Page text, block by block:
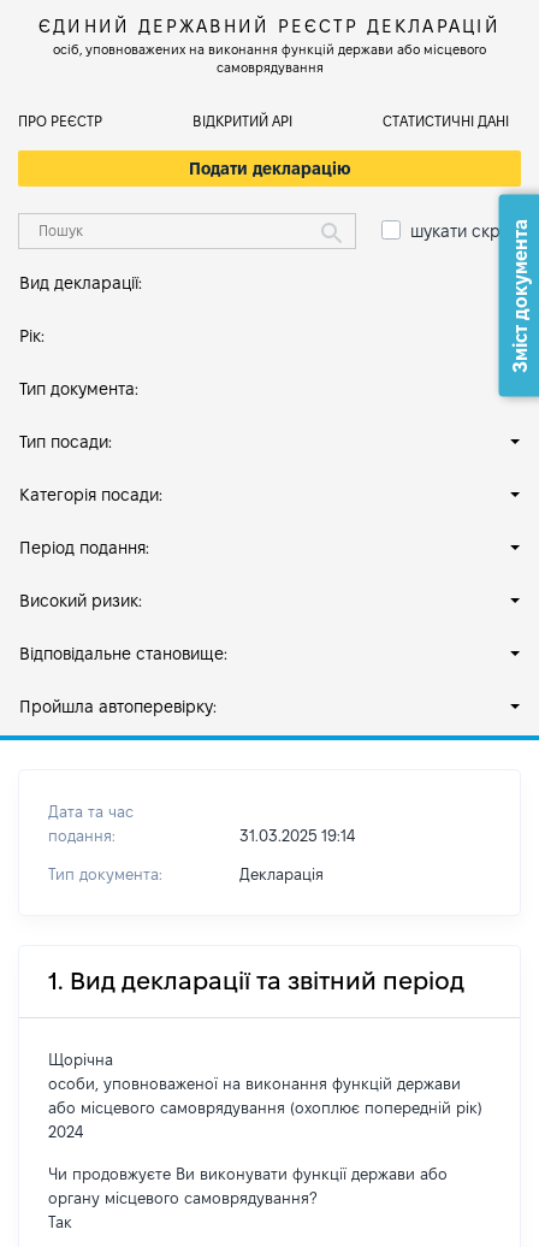
ЄДИНИЙ ДЕРЖАВНИЙ РЕЄСТР ДЕКЛАРАЦІЙ
осіб, уповноважених на виконання функцій держави або місцевого
самоврядування
ПРО РЕЄСТР ВІДКРИТИЙ АРІ СТАТИСТИЧНІ ДАНІ
Подати декларацію
шукати скрізь
Вид декларації:
Рік:
Тип документа:
Тип посади:
Категорія посади:
Період подання:
Високий ризик:
Відповідальне становище:
Пройшла автоперевірку:
Дата та час
подання:
31.03.2025 19:14
Тип документа: Декларація
1. Вид декларації та звітний період
Щорічна
особи, уповноваженої на виконання функцій держави
або місцевого самоврядування (охоплює попередній рік)
2024
Чи продовжуєте Ви виконувати функції держави або
органу місцевого самоврядування?
Так
Зміст документа